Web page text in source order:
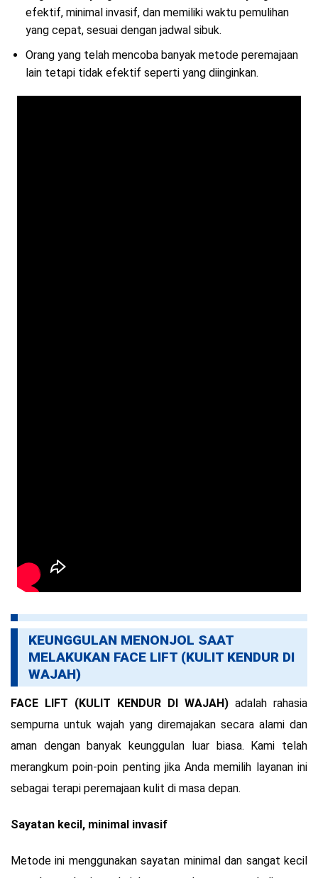
efektif, minimal invasif, dan memiliki waktu pemulihan
yang cepat, sesuai dengan jadwal sibuk.
Orang yang telah mencoba banyak metode peremajaan
lain tetapi tidak efektif seperti yang diinginkan.
KEUNGGULAN MENONJOL SAAT
MELAKUKAN FACE LIFT (KULIT KENDUR DI
WAJAH)
FACE LIFT (KULIT KENDUR DI WAJAH) adalah rahasia
sempurna untuk wajah yang diremajakan secara alami dan
aman dengan banyak keunggulan luar biasa. Kami telah
merangkum poin-poin penting jika Anda memilih layanan ini
sebagai terapi peremajaan kulit di masa depan.
Sayatan kecil, minimal invasif
Metode ini menggunakan sayatan minimal dan sangat kecil